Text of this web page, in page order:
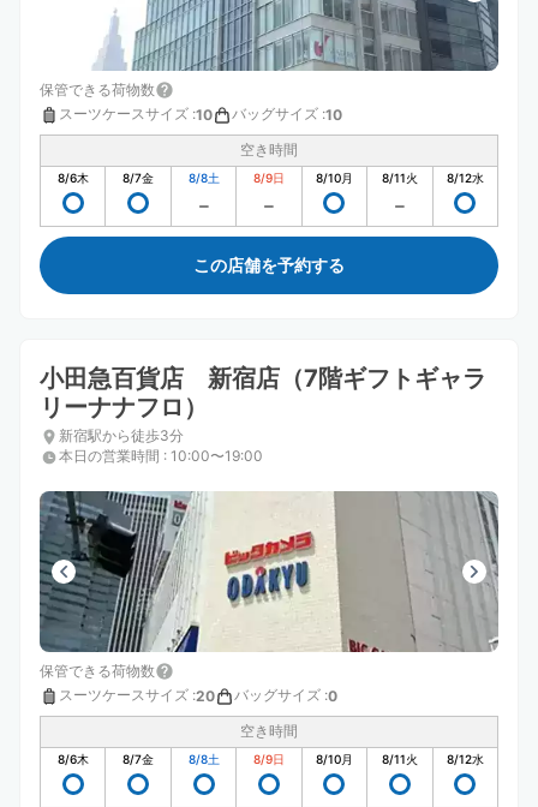
保管できる荷物数
スーツケースサイズ :10 バッグサイズ :10
空き時間
8/6木 8/7金 8/8土 8/9日 8/10月 8/11火 8/12水
この店舗を予約する
小田急百貨店 新宿店（7階ギフトギャラ
リーナナフロ）
新宿駅から徒歩3分
本日の営業時間 : 10:00〜19:00
保管できる荷物数
スーツケースサイズ :20 バッグサイズ :0
空き時間
8/6木 8/7金 8/8土 8/9日 8/10月 8/11火 8/12水